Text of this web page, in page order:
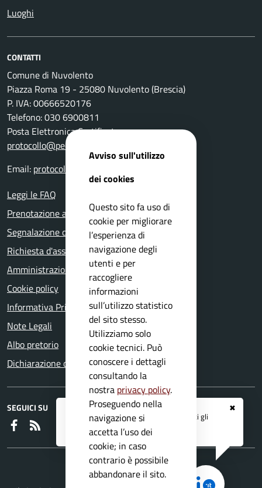
✖
Registrati ai serviziAPP IO
e ricevi tutti gli
aggiornamenti dall'Ente
Luoghi
CONTATTI
Comune di Nuvolento
Piazza Roma 19 - 25080 Nuvolento (Brescia)
P. IVA: 00666520176
Telefono: 030 6900811
Posta Elettronica Certificata:
protocollo@pec.comune.nuvolento.bs.it
Email: protocollo@comune.nuvolento.bs.it
Leggi le FAQ
Prenotazione appuntamento
Segnalazione disservizio
Richiesta d'assistenza
Amministrazione trasparente
Cookie policy
Informativa Privacy
Note Legali
Albo pretorio
Dichiarazione di accessibilità
SEGUICI SU
Faceboook
Avviso sull'utilizzo
dei cookies
Questo sito fa uso di
cookie per migliorare
l’esperienza di
navigazione degli
utenti e per
raccogliere
informazioni
sull’utilizzo statistico
del sito stesso.
Utilizziamo solo
cookie tecnici. Può
conoscere i dettagli
consultando la
nostra privacy policy.
Proseguendo nella
navigazione si
accetta l’uso dei
cookie; in caso
contrario è possibile
abbandonare il sito.